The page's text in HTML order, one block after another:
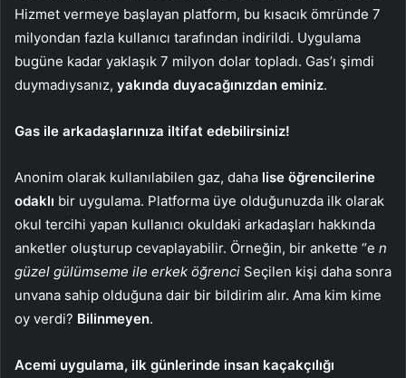
Hizmet vermeye başlayan platform, bu kısacık ömründe 7
milyondan fazla kullanıcı tarafından indirildi. Uygulama
bugüne kadar yaklaşık 7 milyon dolar topladı. Gas’ı şimdi
duymadıysanız, yakında duyacağınızdan eminiz.
Gas ile arkadaşlarınıza iltifat edebilirsiniz!
Anonim olarak kullanılabilen gaz, daha lise öğrencilerine
odaklı bir uygulama. Platforma üye olduğunuzda ilk olarak
okul tercihi yapan kullanıcı okuldaki arkadaşları hakkında
anketler oluşturup cevaplayabilir. Örneğin, bir ankette “e n
güzel gülümseme ile erkek öğrenci Seçilen kişi daha sonra
unvana sahip olduğuna dair bir bildirim alır. Ama kim kime
oy verdi? Bilinmeyen.
Acemi uygulama, ilk günlerinde insan kaçakçılığı